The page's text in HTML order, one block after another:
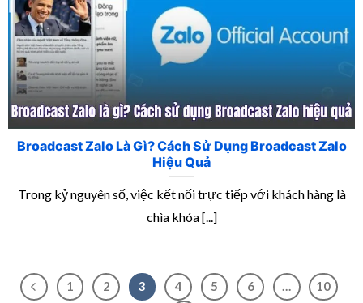
Broadcast Zalo Là Gì? Cách Sử Dụng Broadcast Zalo
Hiệu Quả
Trong kỷ nguyên số, việc kết nối trực tiếp với khách hàng là
chìa khóa [...]
1 2 3 4 5 6 … 10